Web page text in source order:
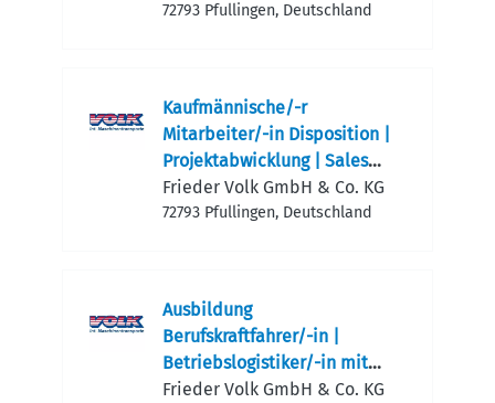
(m/w/d)
72793 Pfullingen, Deutschland
Kaufmännische/-r
Mitarbeiter/-in Disposition |
Projektabwicklung | Sales
(m/w/d)
Frieder Volk GmbH & Co. KG
72793 Pfullingen, Deutschland
Ausbildung
Berufskraftfahrer/-in |
Betriebslogistiker/-in mit
Spezialausbildung
Frieder Volk GmbH & Co. KG